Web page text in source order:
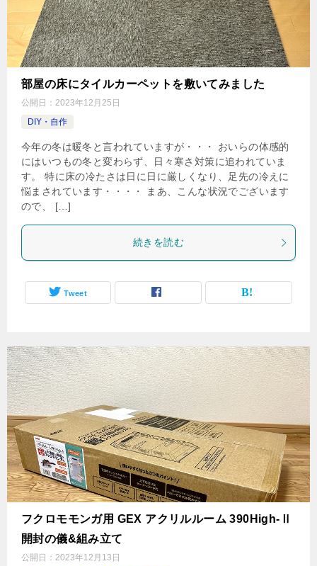
部屋の床にタイルカーペットを敷いてみました
公開日： 2023年12月25日
DIY・自作
今年の冬は暖冬と言われていますが・・・ おいらの体感的
にはいつもの冬と変わらず、日々寒さ対策に追われていま
す。 特に床の冷たさは日に日に厳しくなり、足先の冷えに
悩まされています・・・・ まあ、こんな状況でございます
ので、 […]
続きを読む
Tweet
フクロモモンガ用 GEX アクリルルーム 390High-Ⅱ
開封の儀&組み立て
公開日： 2023年12月13日